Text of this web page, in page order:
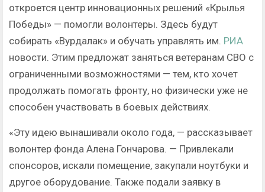
откроется центр инновационных решений «Крылья
Победы» — помогли волонтеры. Здесь будут
собирать «Вурдалак» и обучать управлять им. РИА
новости. Этим предложат заняться ветеранам СВО с
ограниченными возможностями — тем, кто хочет
продолжать помогать фронту, но физически уже не
способен участвовать в боевых действиях.
«Эту идею вынашивали около года, — рассказывает
волонтер фонда Алена Гончарова. — Привлекали
спонсоров, искали помещение, закупали ноутбуки и
другое оборудование. Также подали заявку в